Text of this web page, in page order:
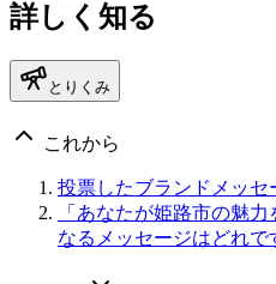
詳しく知る
とりくみ
これから
投票したブランドメッセ
「あなたが姫路市の魅
なるメッセージはどれで